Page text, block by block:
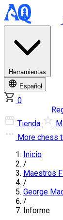
Herramientas
Español
0
Tienda
More chess
Inicio
/
Maestros
/
George
/
Informe